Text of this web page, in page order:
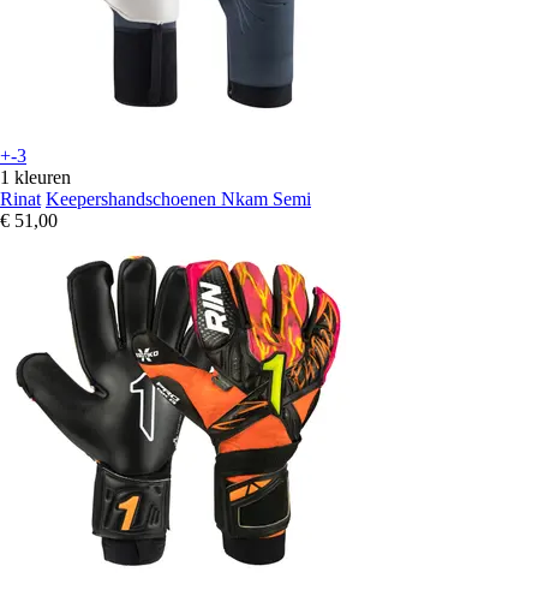
+-3
1 kleuren
Rinat Keepershandschoenen Nkam Semi
€ 51,00